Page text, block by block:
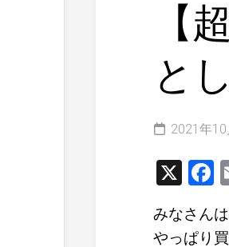
【
と
2021年10
X
みなさん
やっぱり